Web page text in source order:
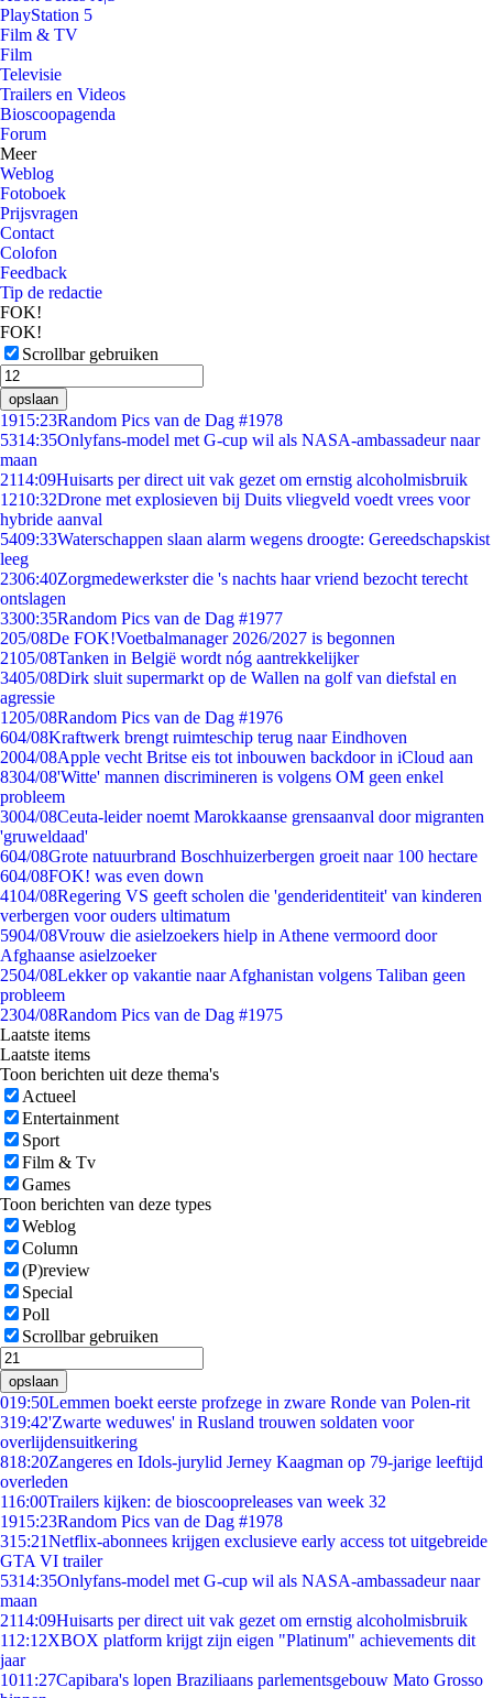
PlayStation 5
Film & TV
Film
Televisie
Trailers en Videos
Bioscoopagenda
Forum
Meer
Weblog
Fotoboek
Prijsvragen
Contact
Colofon
Feedback
Tip de redactie
FOK!
FOK!
Scrollbar gebruiken
opslaan
1915:23Random Pics van de Dag #1978
5314:35Onlyfans-model met G-cup wil als NASA-ambassadeur naar
maan
2114:09Huisarts per direct uit vak gezet om ernstig alcoholmisbruik
1210:32Drone met explosieven bij Duits vliegveld voedt vrees voor
hybride aanval
5409:33Waterschappen slaan alarm wegens droogte: Gereedschapskist
leeg
2306:40Zorgmedewerkster die 's nachts haar vriend bezocht terecht
ontslagen
3300:35Random Pics van de Dag #1977
205/08De FOK!Voetbalmanager 2026/2027 is begonnen
2105/08Tanken in België wordt nóg aantrekkelijker
3405/08Dirk sluit supermarkt op de Wallen na golf van diefstal en
agressie
1205/08Random Pics van de Dag #1976
604/08Kraftwerk brengt ruimteschip terug naar Eindhoven
2004/08Apple vecht Britse eis tot inbouwen backdoor in iCloud aan
8304/08'Witte' mannen discrimineren is volgens OM geen enkel
probleem
3004/08Ceuta-leider noemt Marokkaanse grensaanval door migranten
'gruweldaad'
604/08Grote natuurbrand Boschhuizerbergen groeit naar 100 hectare
604/08FOK! was even down
4104/08Regering VS geeft scholen die 'genderidentiteit' van kinderen
verbergen voor ouders ultimatum
5904/08Vrouw die asielzoekers hielp in Athene vermoord door
Afghaanse asielzoeker
2504/08Lekker op vakantie naar Afghanistan volgens Taliban geen
probleem
2304/08Random Pics van de Dag #1975
Laatste items
Laatste items
Toon berichten uit deze thema's
Actueel
Entertainment
Sport
Film & Tv
Games
Toon berichten van deze types
Weblog
Column
(P)review
Special
Poll
Scrollbar gebruiken
opslaan
019:50Lemmen boekt eerste profzege in zware Ronde van Polen-rit
319:42'Zwarte weduwes' in Rusland trouwen soldaten voor
overlijdensuitkering
818:20Zangeres en Idols-jurylid Jerney Kaagman op 79-jarige leeftijd
overleden
116:00Trailers kijken: de bioscoopreleases van week 32
1915:23Random Pics van de Dag #1978
315:21Netflix-abonnees krijgen exclusieve early access tot uitgebreide
GTA VI trailer
5314:35Onlyfans-model met G-cup wil als NASA-ambassadeur naar
maan
2114:09Huisarts per direct uit vak gezet om ernstig alcoholmisbruik
112:12XBOX platform krijgt zijn eigen "Platinum" achievements dit
jaar
1011:27Capibara's lopen Braziliaans parlementsgebouw Mato Grosso